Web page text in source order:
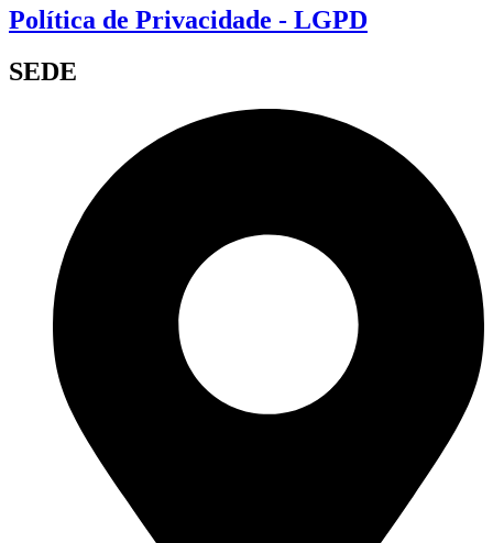
Política de Privacidade - LGPD
SEDE